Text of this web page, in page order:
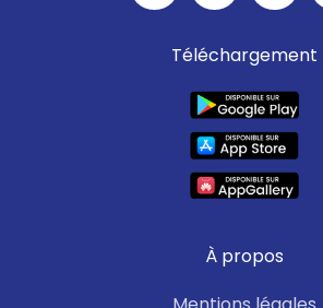
Téléchargement
À propos